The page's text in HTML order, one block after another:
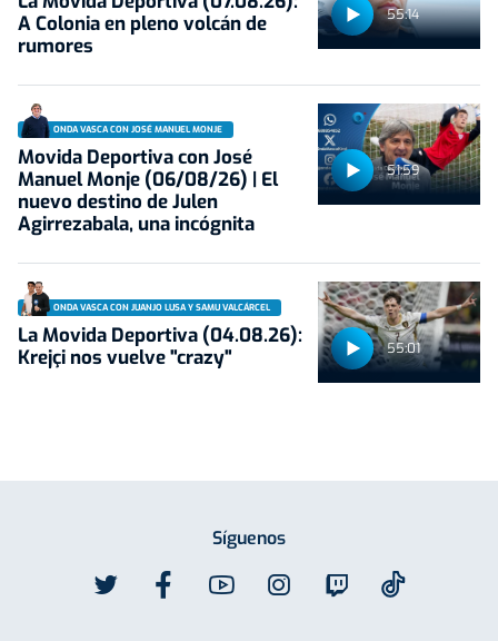
55:14
A Colonia en pleno volcán de
rumores
51:59
ONDA VASCA CON JOSÉ MANUEL MONJE
Movida Deportiva con José
Manuel Monje (06/08/26) | El
nuevo destino de Julen
Agirrezabala, una incógnita
55:01
ONDA VASCA CON JUANJO LUSA Y SAMU VALCÁRCEL
La Movida Deportiva (04.08.26):
Krejçi nos vuelve "crazy"
Síguenos